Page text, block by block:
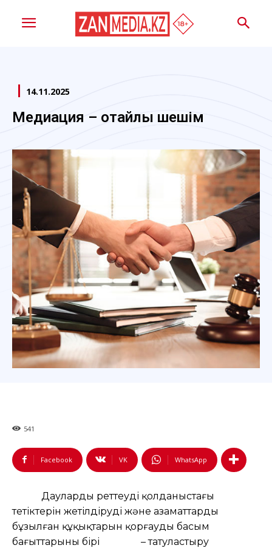
14.11.2025
Медиация – оңтайлы шешім
541
Facebook VK WhatsApp
Дауларды реттеудің қолданыстағы
тетіктерін жетілдірудің және азаматтардың
бұзылған құқықтарын қорғаудың басым
бағыттарының бірі – татуластыру